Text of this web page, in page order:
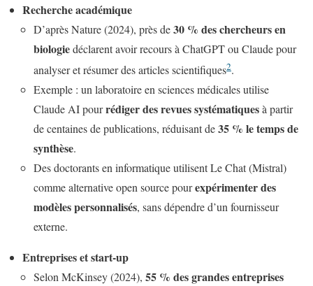
Recherche académique
D’après Nature (2024), près de30 % des chercheurs en
biologiedéclarent avoir recours à ChatGPT ou Claude pour
analyser et résumer des articles scientifiques2.
Exemple : un laboratoire en sciences médicales utilise
Claude AI pourrédiger des revues systématiquesà partir
de centaines de publications, réduisant de35 % le temps de
synthèse.
Des doctorants en informatique utilisent Le Chat (Mistral)
comme alternative open source pourexpérimenter des
modèles personnalisés, sans dépendre d’un fournisseur
externe.
Entreprises et start-up
Selon McKinsey (2024), 55 % des grandes entreprises